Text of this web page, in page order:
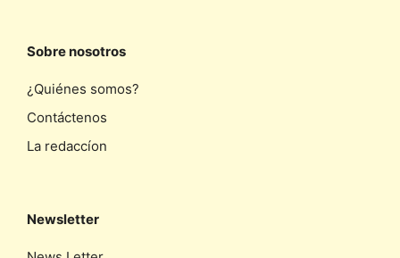
Sobre nosotros
¿Quiénes somos?
Contáctenos
La redaccíon
Newsletter